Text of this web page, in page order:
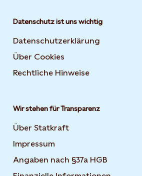
Datenschutz ist uns wichtig
Datenschutzerklärung
Über Cookies
Rechtliche Hinweise
Wir stehen für Transparenz
Über Statkraft
Impressum
Angaben nach §37a HGB